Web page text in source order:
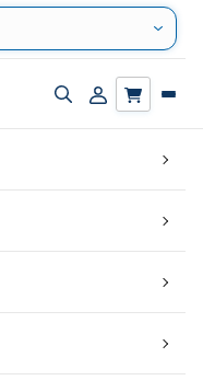
Zapnout/vypnout
Přihlásit/